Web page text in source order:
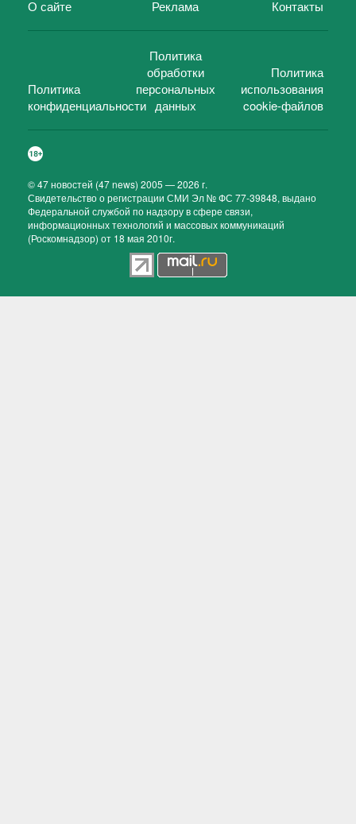
О сайте Реклама Контакты
Политика
конфиденциальности
Политика
обработки
персональных
данных
Политика
использования
cookie-файлов
©47 новостей (47 news) 2005 — 2026 г.
Свидетельство о регистрации СМИ Эл № ФС 77-39848, выдано
Федеральной службой по надзору в сфере связи,
информационных технологий и массовых коммуникаций
(Роскомнадзор) от 18 мая 2010г.